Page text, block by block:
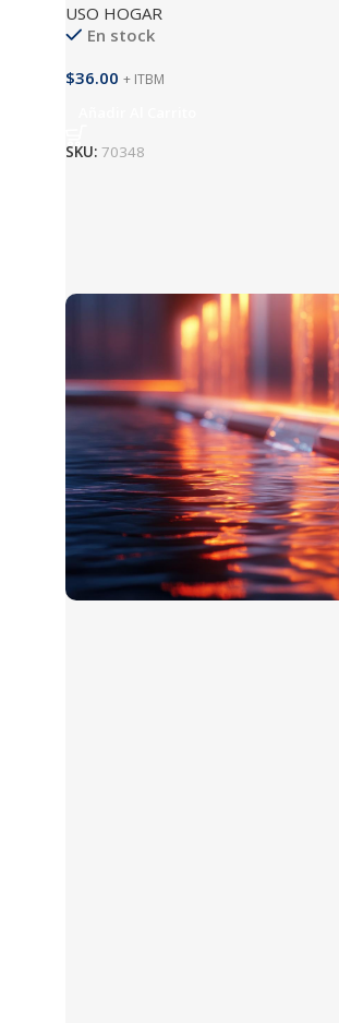
USO HOGAR
En stock
$36.00 + ITBM
SKU: 70348